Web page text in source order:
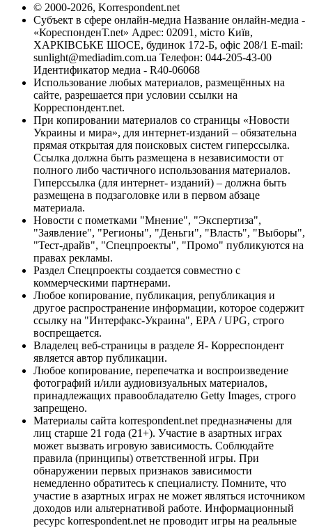
© 2000-2026, Korrespondent.net
Субъект в сфере онлайн-медиа Название онлайн-медиа -
«КореспонденТ.net» Адрес: 02091, місто Київ,
ХАРКІВСЬКЕ ШОСЕ, будинок 172-Б, офіс 208/1 E-mail:
sunlight@mediadim.com.ua Телефон: 044-205-43-00
Идентификатор медиа - R40-06068
Использование любых материалов, размещённых на
сайте, разрешается при условии ссылки на
Корреспондент.net.
При копировании материалов со страницы «Новости
Украины и мира», для интернет-изданий – обязательна
прямая открытая для поисковых систем гиперссылка.
Ссылка должна быть размещена в независимости от
полного либо частичного использования материалов.
Гиперссылка (для интернет- изданий) – должна быть
размещена в подзаголовке или в первом абзаце
материала.
Новости с пометками "Мнение", "Экспертиза",
"Заявление", "Регионы", "Деньги", "Власть", "Выборы",
"Тест-драйв", "Спецпроекты", "Промо" публикуются на
правах рекламы.
Раздел Спецпроекты создается совместно с
коммерческими партнерами.
Любое копирование, публикация, републикация и
другое распространение информации, которое содержит
ссылку на "Интерфакс-Украина", EPA / UPG, строго
воспрещается.
Владелец веб-страницы в разделе Я- Корреспондент
является автор публикации.
Любое копирование, перепечатка и воспроизведение
фотографий и/или аудиовизуальных материалов,
принадлежащих правообладателю Getty Images, строго
запрещено.
Материалы сайта korrespondent.net предназначены для
лиц старше 21 года (21+). Участие в азартных играх
может вызвать игровую зависимость. Соблюдайте
правила (принципы) ответственной игры. При
обнаружении первых признаков зависимости
немедленно обратитесь к специалисту. Помните, что
участие в азартных играх не может являться источником
доходов или альтернативой работе. Информационный
ресурс korrespondent.net не проводит игры на реальные